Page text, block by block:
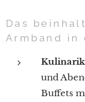
Das
Armband in
und
Buffets